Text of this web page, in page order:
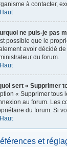
à contacter,
Haut
ne puis-je pas
possible que le
avoir décidé de
du forum.
Haut
sert « Supprimer
« Supprimer
au forum. Les
du forum. Si
Haut
et